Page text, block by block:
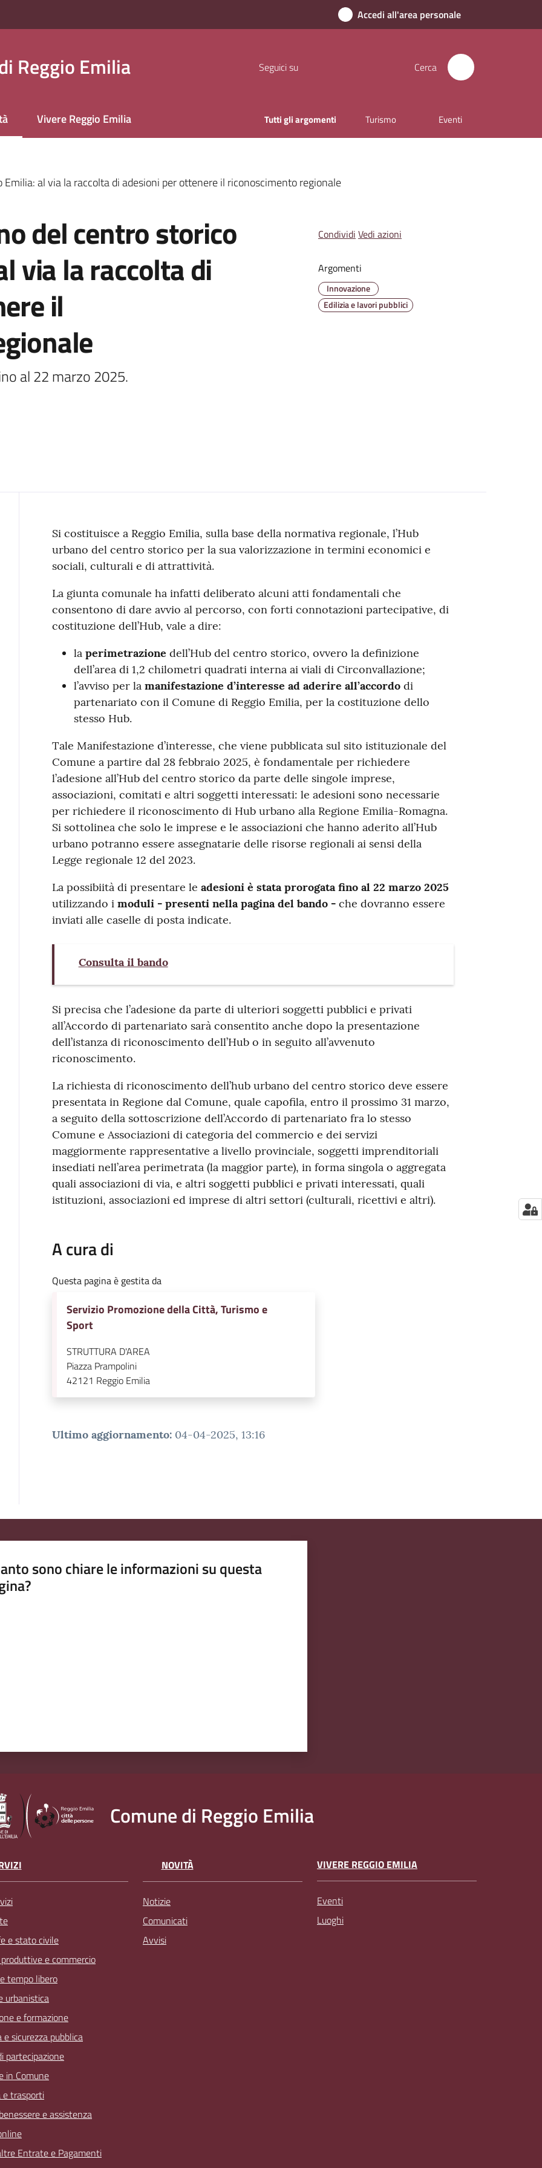
Accedi all'area personale
Reggio Emilia Seguici su Cerca
selezionatoVivere Reggio Emilia Tutti gli argomenti Turismo Eventi
Emilia: al via la raccolta di adesioni per ottenere il riconoscimento regionale
del centro storico
via la raccolta di
il
al 22 marzo 2025.
Condividi Vedi azioni
Argomenti
Innovazione
Edilizia e lavori pubblici
Contenuto
Si costituisce a Reggio Emilia, sulla base della normativa regionale, l’Hub
urbano del centro storico per la sua valorizzazione in termini economici e
sociali, culturali e di attrattività.
La giunta comunale ha infatti deliberato alcuni atti fondamentali che
consentono di dare avvio al percorso, con forti connotazioni partecipative, di
costituzione dell’Hub, vale a dire:
la perimetrazione dell’Hub del centro storico, ovvero la definizione
dell’area di 1,2 chilometri quadrati interna ai viali di Circonvallazione;
l’avviso per la manifestazione d’interesse ad aderire all’accordodi
partenariato con il Comune di Reggio Emilia, per la costituzione dello
stesso Hub.
Tale Manifestazione d’interesse, che viene pubblicata sul sito istituzionale del
Comune a partire dal 28 febbraio 2025, è fondamentale per richiedere
l’adesione all’Hub del centro storico da parte delle singole imprese,
associazioni, comitati e altri soggetti interessati: le adesioni sono necessarie
per richiedere il riconoscimento di Hub urbano alla Regione Emilia-Romagna.
Si sottolinea che solo le imprese e le associazioni che hanno aderito all’Hub
urbano potranno essere assegnatarie delle risorse regionali ai sensi della
Legge regionale 12 del 2023.
La possibiità di presentare le adesioni è stata prorogata fino al 22 marzo 2025
utilizzando i moduli - presenti nella pagina del bando -che dovranno essere
inviati alle caselle di posta indicate.
Consulta il bando
Si precisa che l’adesione da parte di ulteriori soggetti pubblici e privati
all’Accordo di partenariato sarà consentito anche dopo la presentazione
dell’istanza di riconoscimento dell’Hub o in seguito all’avvenuto
riconoscimento.
La richiesta di riconoscimento dell’hub urbano del centro storico deve essere
presentata in Regione dal Comune, quale capofila, entro il prossimo 31 marzo,
a seguito della sottoscrizione dell’Accordo di partenariato fra lo stesso
Comune e Associazioni di categoria del commercio e dei servizi
maggiormente rappresentative a livello provinciale, soggetti imprenditoriali
insediati nell’area perimetrata (la maggior parte), in forma singola o aggregata
quali associazioni di via, e altri soggetti pubblici e privati interessati, quali
istituzioni, associazioni ed imprese di altri settori (culturali, ricettivi e altri).
A cura di
Questa pagina è gestita da
Servizio Promozione della Città, Turismo e
Sport
STRUTTURA D'AREA
Piazza Prampolini
42121 Reggio Emilia
Ultimo aggiornamento: 04-04-2025, 13:16
sono chiare le informazioni su questa
Comune di Reggio Emilia
e stato civile
e commercio
tempo libero
urbanistica
e formazione
e sicurezza pubblica
partecipazione
in Comune
e trasporti
e assistenza
Entrate e Pagamenti
NOVITÀ
Notizie
Comunicati
Avvisi
VIVERE REGGIO EMILIA
Eventi
Luoghi